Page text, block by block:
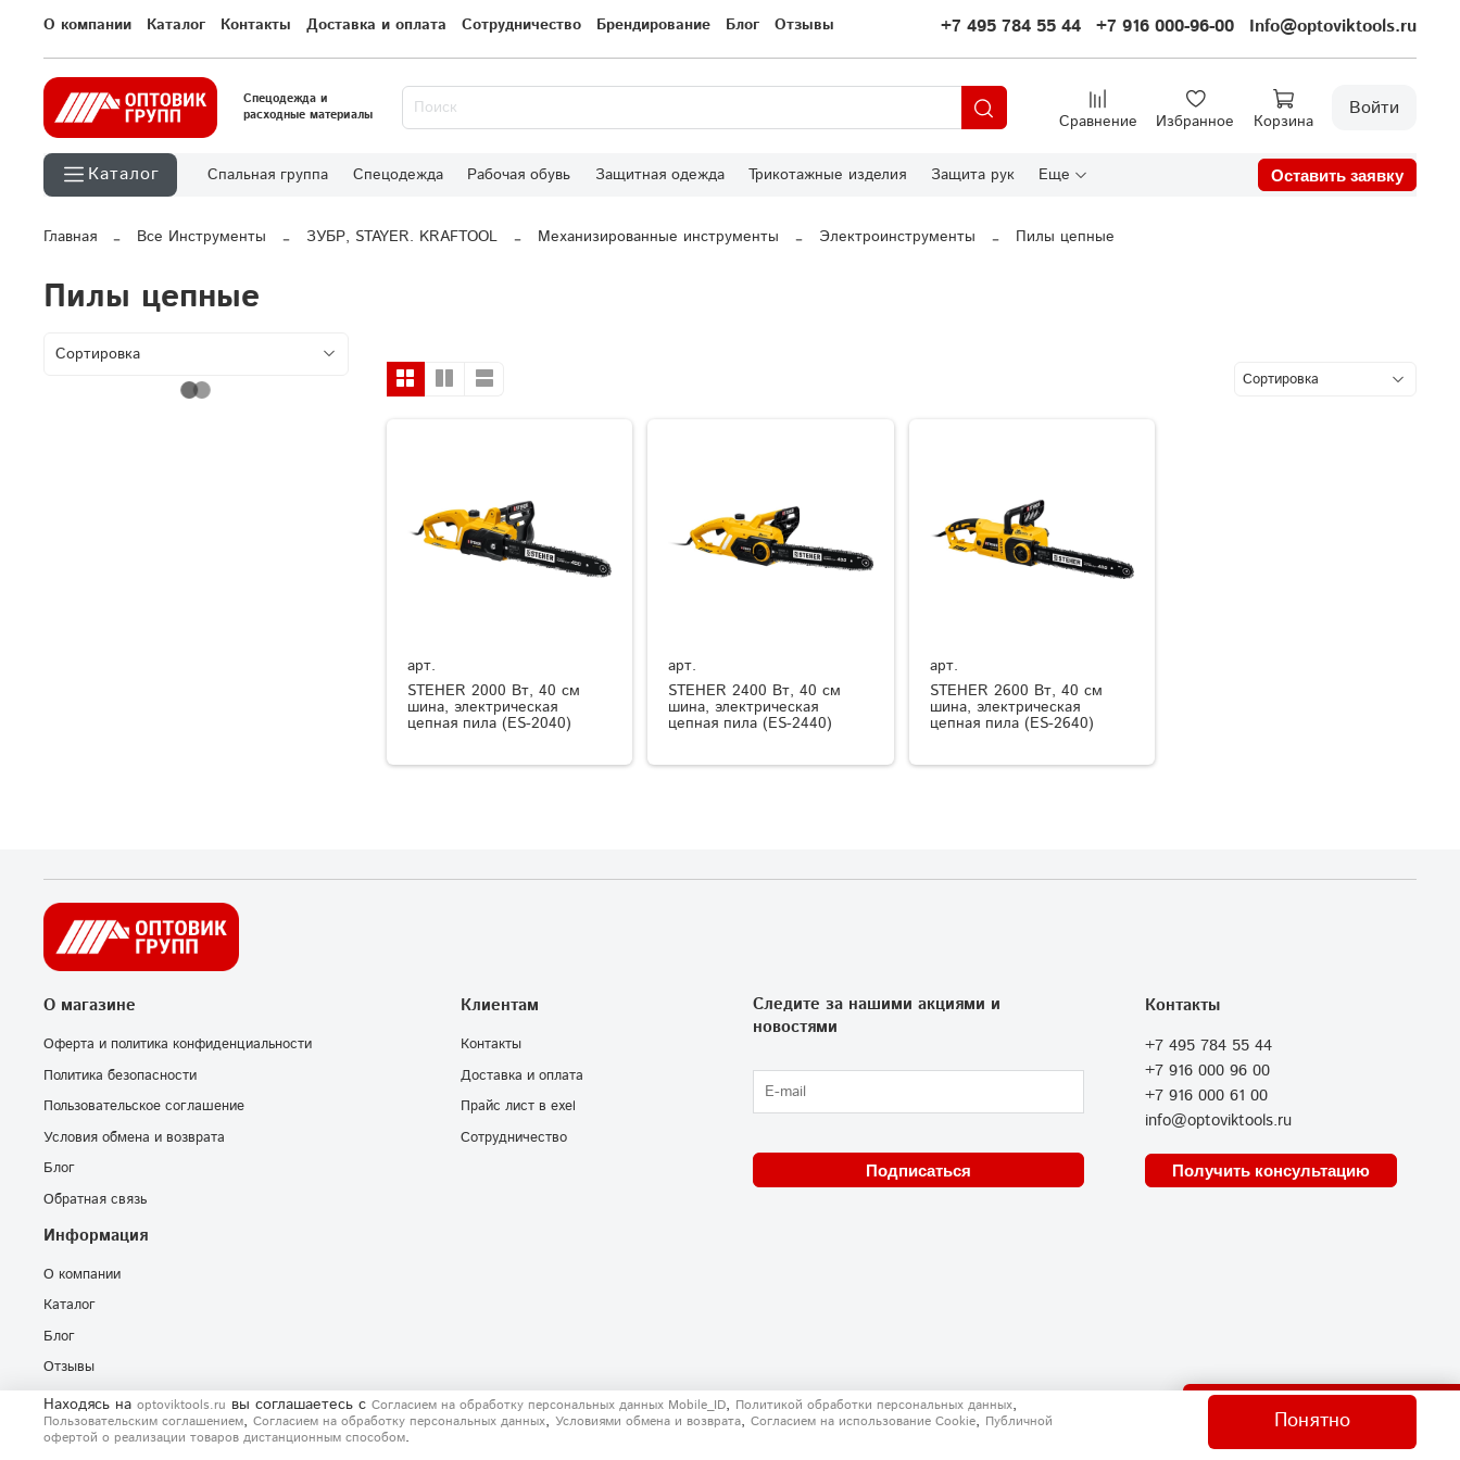
О компании Каталог Контакты Доставка и оплата Сотрудничество Брендирование Блог Отзывы +7 495 784 55 44 +7 916 000-96-00 Info@optoviktools.ru
Спецодежда и
расходные материалы
Сравнение Избранное Корзина
Войти
Каталог Спальная группа Спецодежда Рабочая обувь Защитная одежда Трикотажные изделия Защита рук Еще Оставить заявку
Главная Все Инструменты ЗУБР, STAYER. KRAFTOOL Механизированные инструменты Электроинструменты Пилы цепные
Пилы цепные
арт.
STEHER 2000 Вт, 40 см
шина, электрическая
цепная пила (ES-2040)
арт.
STEHER 2400 Вт, 40 см
шина, электрическая
цепная пила (ES-2440)
арт.
STEHER 2600 Вт, 40 см
шина, электрическая
цепная пила (ES-2640)
О магазине
Оферта и политика конфиденциальности
Политика безопасности
Пользовательское соглашение
Условия обмена и возврата
Блог
Обратная связь
Клиентам
Контакты
Доставка и оплата
Прайс лист в exel
Сотрудничество
Информация
О компании
Каталог
Блог
Отзывы
Контакты
+7 495 784 55 44
+7 916 000 96 00
+7 916 000 61 00
info@optoviktools.ru
Получить консультацию
Следите за нашими акциями и
новостями
Подписаться
Находясь на optoviktools.ru вы соглашаетесь с Согласием на обработку персональных данных Mobile_ID, Политикой обработки персональных данных,
Пользовательским соглашением, Согласием на обработку персональных данных, Условиями обмена и возврата, Согласием на использование Сookie, Публичной
офертой о реализации товаров дистанционным способом.
Понятно
Отправить нам сообщение